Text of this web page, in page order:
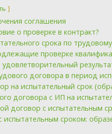
соглашения
о проверке в контракт?
срока по
проверке
удовлетворительный
договора в период
на испытательный срок
договора с ИП на
договор с испытательным
сроком: